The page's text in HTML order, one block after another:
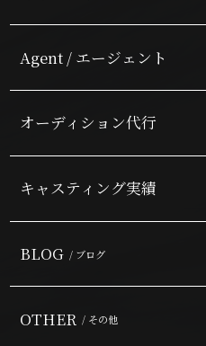
Agent / エージェント
オーディション代行
キャスティング実績
BLOG / ブログ
OTHER / その他